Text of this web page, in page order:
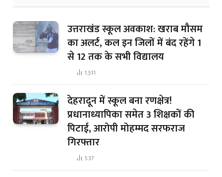
उत्तराखंड स्कूल अवकाश: खराब मौसम
का अलर्ट, कल इन जिलों में बंद रहेंगे 1
से 12 तक के सभी विद्यालय
1,511
देहरादून में स्कूल बना रणक्षेत्र!
प्रधानाध्यापिका समेत 3 शिक्षकों की
पिटाई, आरोपी मोहम्मद सरफराज
गिरफ्तार
537